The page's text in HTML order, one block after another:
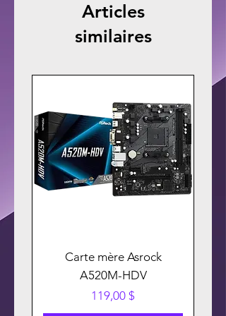
Articles
similaires
Carte mère Asrock
A520M-HDV
Prix
119,00 $